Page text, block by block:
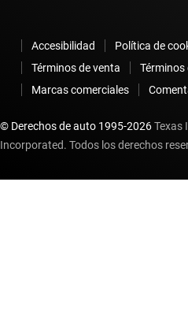
Accesibilidad Política de
Términos de venta
Términos
Marcas comerciales
© Derechos de auto 1995-2026Texas
Incorporated. Todos los derechos